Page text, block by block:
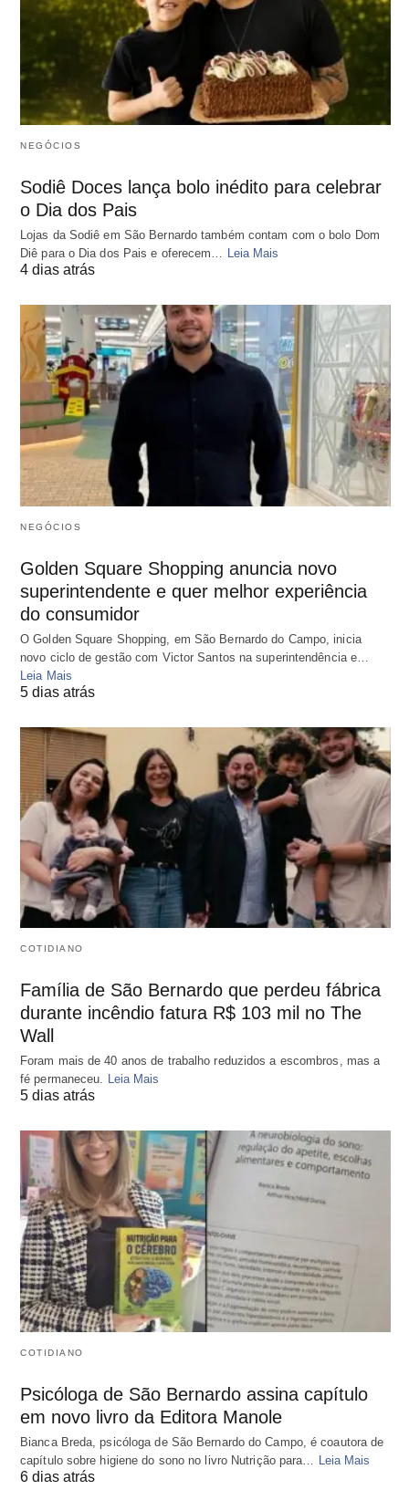
NEGÓCIOS
Sodiê Doces lança bolo inédito para celebrar
o Dia dos Pais
Lojas da Sodiê em São Bernardo também contam com o bolo Dom
Diê para o Dia dos Pais e oferecem… Leia Mais
4 dias atrás
NEGÓCIOS
Golden Square Shopping anuncia novo
superintendente e quer melhor experiência
do consumidor
O Golden Square Shopping, em São Bernardo do Campo, inicia
novo ciclo de gestão com Victor Santos na superintendência e…
Leia Mais
5 dias atrás
COTIDIANO
Família de São Bernardo que perdeu fábrica
durante incêndio fatura R$ 103 mil no The
Wall
Foram mais de 40 anos de trabalho reduzidos a escombros, mas a
fé permaneceu. Leia Mais
5 dias atrás
COTIDIANO
Psicóloga de São Bernardo assina capítulo
em novo livro da Editora Manole
Bianca Breda, psicóloga de São Bernardo do Campo, é coautora de
capítulo sobre higiene do sono no livro Nutrição para…
Leia Mais
6 dias atrás